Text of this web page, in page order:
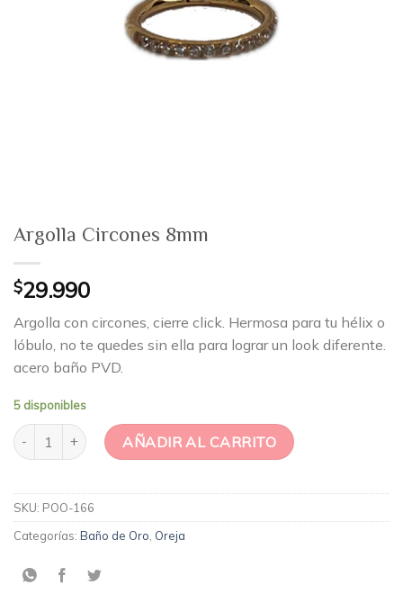
Argolla Circones 8mm
$29.990
Argolla con circones, cierre click. Hermosa para tu hélix o
lóbulo, no te quedes sin ella para lograr un look diferente.
acero baño PVD.
5 disponibles
Argolla Circones 8mm cantidadAÑADIR AL CARRITO
SKU: POO-166
Categorías: Baño de Oro Oreja